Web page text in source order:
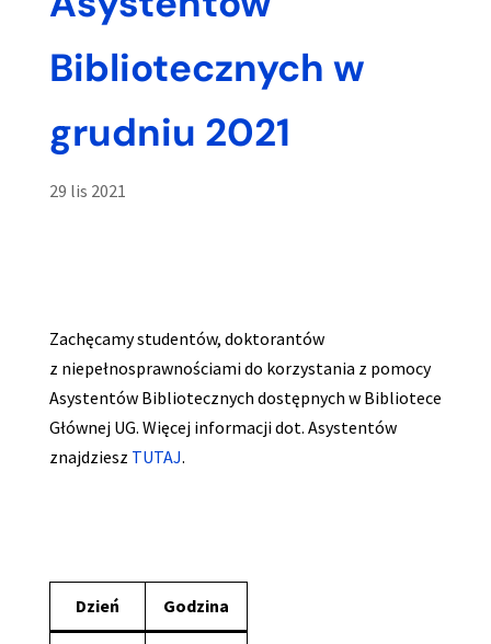
Bibliotecznych w
grudniu 2021
29 lis 2021
Zachęcamy studentów, doktorantów
z niepełnosprawnościami do korzystania z pomocy
Asystentów Bibliotecznych dostępnych w Bibliotece
Głównej UG. Więcej informacji dot. Asystentów
znajdziesz TUTAJ.
Dzień Godzina